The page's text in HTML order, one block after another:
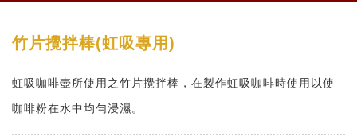
竹片攪拌棒(虹吸專用)
虹吸咖啡壺所使用之竹片攪拌棒，在製作虹吸咖啡時使用以使
咖啡粉在水中均勻浸濕。